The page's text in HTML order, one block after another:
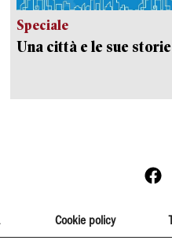
Speciale
Una città e le sue storie
Cookie policy